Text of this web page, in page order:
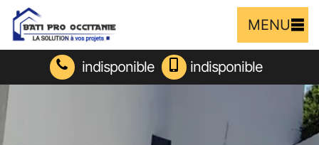
MENU
indisponible indisponible